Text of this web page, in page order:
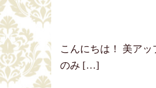
こんにちは！ 美ア
のみ […]